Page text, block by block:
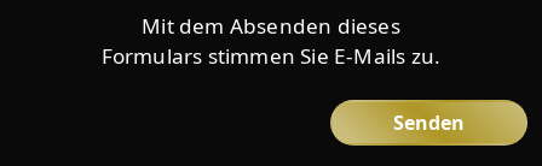
Mit dem Absenden dieses
Formulars stimmen Sie E-Mails zu.